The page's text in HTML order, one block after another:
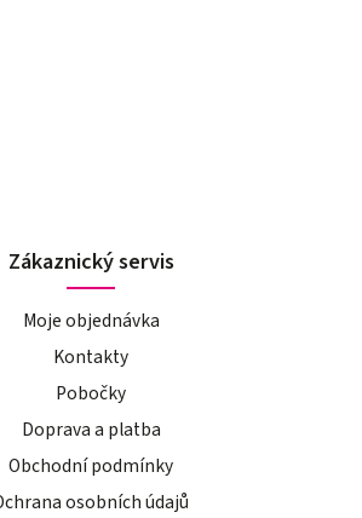
Zákaznický servis
Moje objednávka
Kontakty
Pobočky
Doprava a platba
Obchodní podmínky
osobních údajů